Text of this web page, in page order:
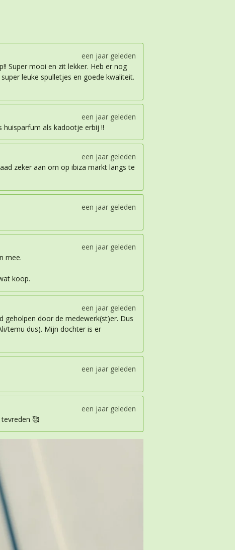
een jaar geleden
Super mooi en zit lekker. Heb er nog
leuke spulletjes en goede kwaliteit.
een jaar geleden
huisparfum als kadootje erbij !!
een jaar geleden
zeker aan om op ibiza markt langs te
een jaar geleden
een jaar geleden
mee.
koop.
een jaar geleden
geholpen door de medewerk(st)er. Dus
temu dus). Mijn dochter is er
een jaar geleden
een jaar geleden
🥰